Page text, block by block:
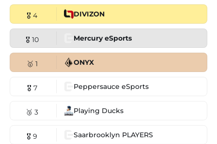
🎖 4 DIVIZON
🎖 10 Mercury eSports
🥇 1 ONYX
🎖 7 Peppersauce eSports
🥉 3 Playing Ducks
🎖 9 Saarbrooklyn PLAYERS